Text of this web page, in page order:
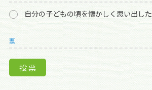
自分の子どもの頃を懐かしく思い出した
票